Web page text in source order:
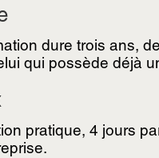
dure trois ans,
qui possède déjà
pratique, 4 jours